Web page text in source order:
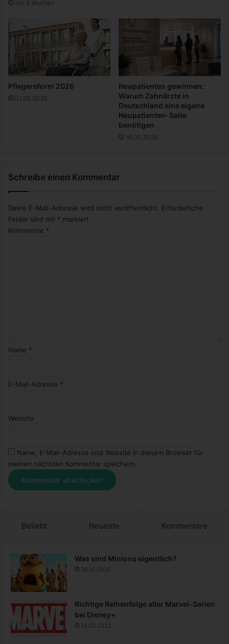
e
n
n
s
f
d
r
S
P
vor 3 Wochen
Pflegereform 2026
01.06.2026
Neupatienten gewinnen:
Warum Zahnärzte in
Deutschland eine eigene
Neupatienten-Seite
benötigen
16.05.2026
Schreibe einen Kommentar
Deine E-Mail-Adresse wird nicht veröffentlicht.
Erforderliche
Felder sind mit * markiert
Kommentar *
Name *
E-Mail-Adresse *
Website
Name, E-Mail-Adresse und Website in diesem Browser für
meinen nächsten Kommentar speichern.
Beliebt Neueste Kommentare
Was sind Minions eigentlich?
20.10.2020
Richtige Reihenfolge aller Marvel-Serien
bei Disney+
14.03.2022